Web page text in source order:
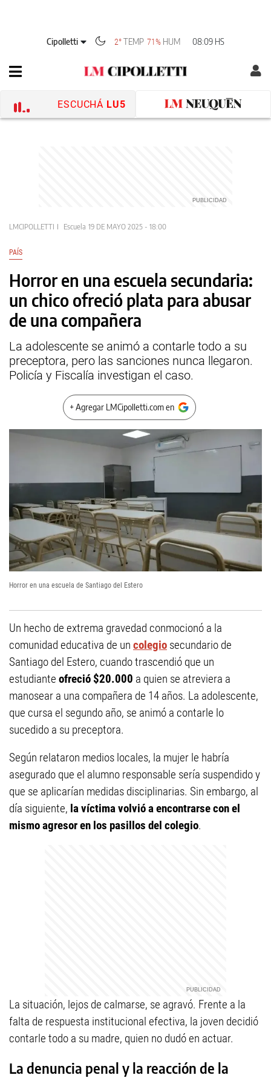
Cipolletti 2° TEMP 71% HUM 08:09 HS
ESCUCHÁ LU5
LMCIPOLLETTI Escuela 19 DE MAYO 2025 - 18:00
PAÍS
Horror en una escuela secundaria:
un chico ofreció plata para abusar
de una compañera
La adolescente se animó a contarle todo a su
preceptora, pero las sanciones nunca llegaron.
Policía y Fiscalía investigan el caso.
+ Agregar LMCipolletti.com en
Horror en una escuela de Santiago del Estero
Un hecho de extrema gravedad conmocionó a la
comunidad educativa de un colegio secundario de
Santiago del Estero, cuando trascendió que un
estudiante ofreció $20.000 a quien se atreviera a
manosear a una compañera de 14 años. La adolescente,
que cursa el segundo año, se animó a contarle lo
sucedido a su preceptora.
Según relataron medios locales, la mujer le habría
asegurado que el alumno responsable sería suspendido y
que se aplicarían medidas disciplinarias. Sin embargo, al
día siguiente, la víctima volvió a encontrarse con el
mismo agresor en los pasillos del colegio.
La situación, lejos de calmarse, se agravó. Frente a la
falta de respuesta institucional efectiva, la joven decidió
contarle todo a su madre, quien no dudó en actuar.
La denuncia penal y la reacción de la